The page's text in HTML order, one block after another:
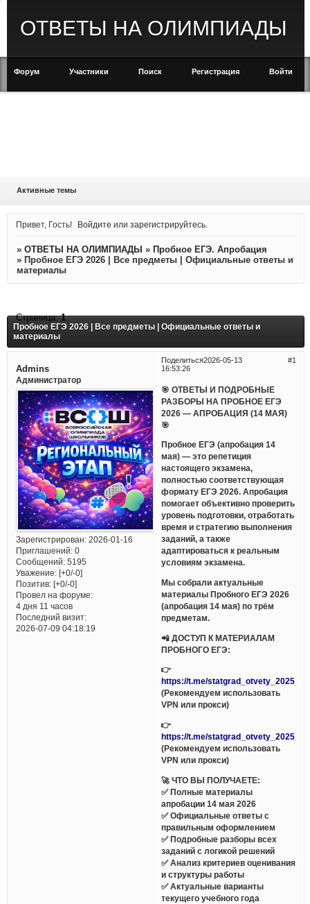
ОТВЕТЫ НА ОЛИМПИАДЫ
Форум Участники Поиск Регистрация Войти
Активные темы
Привет, Гость! Войдите илизарегистрируйтесь
» ОТВЕТЫ НА ОЛИМПИАДЫ » Пробное ЕГЭ. Апробация
» Пробное ЕГЭ 2026 | Все предметы | Официальные ответы и
материалы
Пробное ЕГЭ 2026 | Все предметы | Официальные ответы и
материалы
Страница:1
Поделиться 1
2026-05-13
16:53:26
Admins
Администратор
Зарегистрирован: 2026-01-16
Приглашений:0
Сообщений:5195
Уважение: [+0/-0]
Позитив: [+0/-0]
Провел на форуме:
4 дня 11 часов
Последний визит:
2026-07-09 04:18:19
🎯 ОТВЕТЫ И ПОДРОБНЫЕ
РАЗБОРЫ НА ПРОБНОЕ ЕГЭ
2026 — АПРОБАЦИЯ (14 МАЯ)
🎯
Пробное ЕГЭ (апробация 14
мая) — это репетиция
настоящего экзамена,
полностью соответствующая
формату ЕГЭ 2026. Апробация
помогает объективно проверить
уровень подготовки, отработать
время и стратегию выполнения
заданий, а также
адаптироваться к реальным
условиям экзамена.
Мы собрали актуальные
материалы Пробного ЕГЭ 2026
(апробация 14 мая) по трём
предметам.
📲 ДОСТУП К МАТЕРИАЛАМ
ПРОБНОГО ЕГЭ:
👉
https://t.me/
(Рекомендуем использовать
VPN или прокси)
👉
https://t.me/
(Рекомендуем использовать
VPN или прокси)
🚀 ЧТО ВЫ ПОЛУЧАЕТЕ:
✅ Полные материалы
апробации 14 мая 2026
✅ Официальные ответы с
правильным оформлением
✅ Подробные разборы всех
заданий с логикой решений
✅ Анализ критериев оценивания
и структуры работы
✅ Актуальные варианты
текущего учебного года